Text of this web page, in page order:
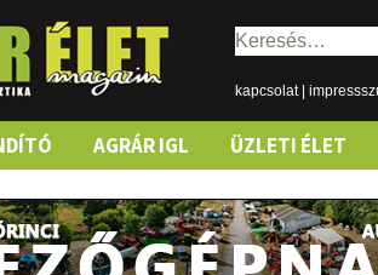
Keresés:
kapcsolat|
AGRÁR IGL ÜZLETI ÉLET